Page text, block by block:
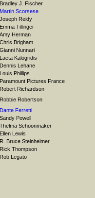
Bradley J. Fischer
Martin Scorsese
Joseph Reidy
Emma Tillinger
Amy Herman
Chris Brigham
Gianni Nunnari
Laeta Kalogridis
Dennis Lehane
Louis Phillips
Paramount Pictures France
Robert Richardson
Robbie Robertson
Dante Ferretti
Sandy Powell
Thelma Schoonmaker
Ellen Lewis
R. Bruce Steinheimer
Rick Thompson
Rob Legato